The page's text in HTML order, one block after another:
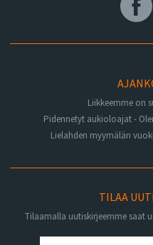
Liikkeemme on
Pidennetyt aukioloajat -
Lielahden myymälän
TILAA
Tilaamalla uutiskirjeemme saat